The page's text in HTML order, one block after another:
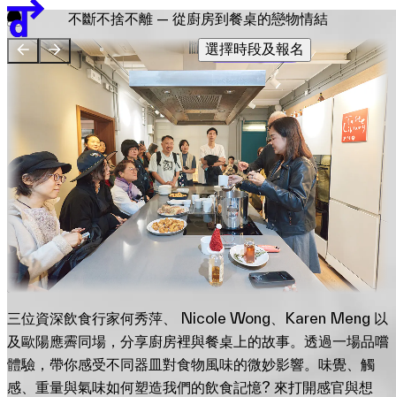
團隊
贊助單位
EN 繁 简
展覽地圖
不斷不捨不離 — 從廚房到餐桌的戀物情結
三位資深飲食行家何秀萍、 Nicole Wong、Karen Meng 以
及歐陽應霽同場，分享廚房裡與餐桌上的故事。透過一場品嚐
體驗，帶你感受不同器皿對食物風味的微妙影響。味覺、觸
感、重量與氣味如何塑造我們的飲食記憶? 來打開感官與想
選擇時段及報名